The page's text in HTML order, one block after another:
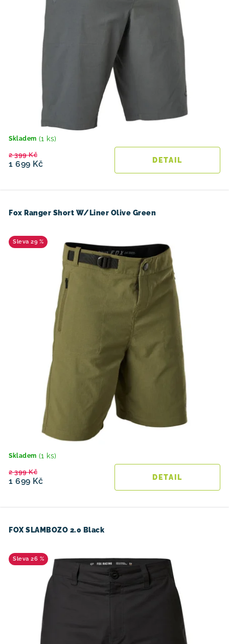
Skladem (1 ks)
1 699 Kč
2 399 Kč
Fox Ranger Short W/Liner Olive Green
29 %
Skladem (1 ks)
1 699 Kč
2 399 Kč
FOX SLAMBOZO 2.0 Black
26 %